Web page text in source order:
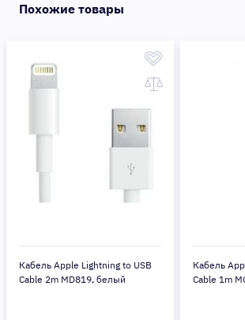
Похожие товары
Кабель Apple Lightning to USB
Cable 2m MD819, белый
Кабель
Cable 1m